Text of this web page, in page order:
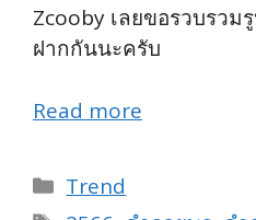
Zcooby เลยขอรวบรว
ฝากกันนะครับ
Read more
Categories
Trend